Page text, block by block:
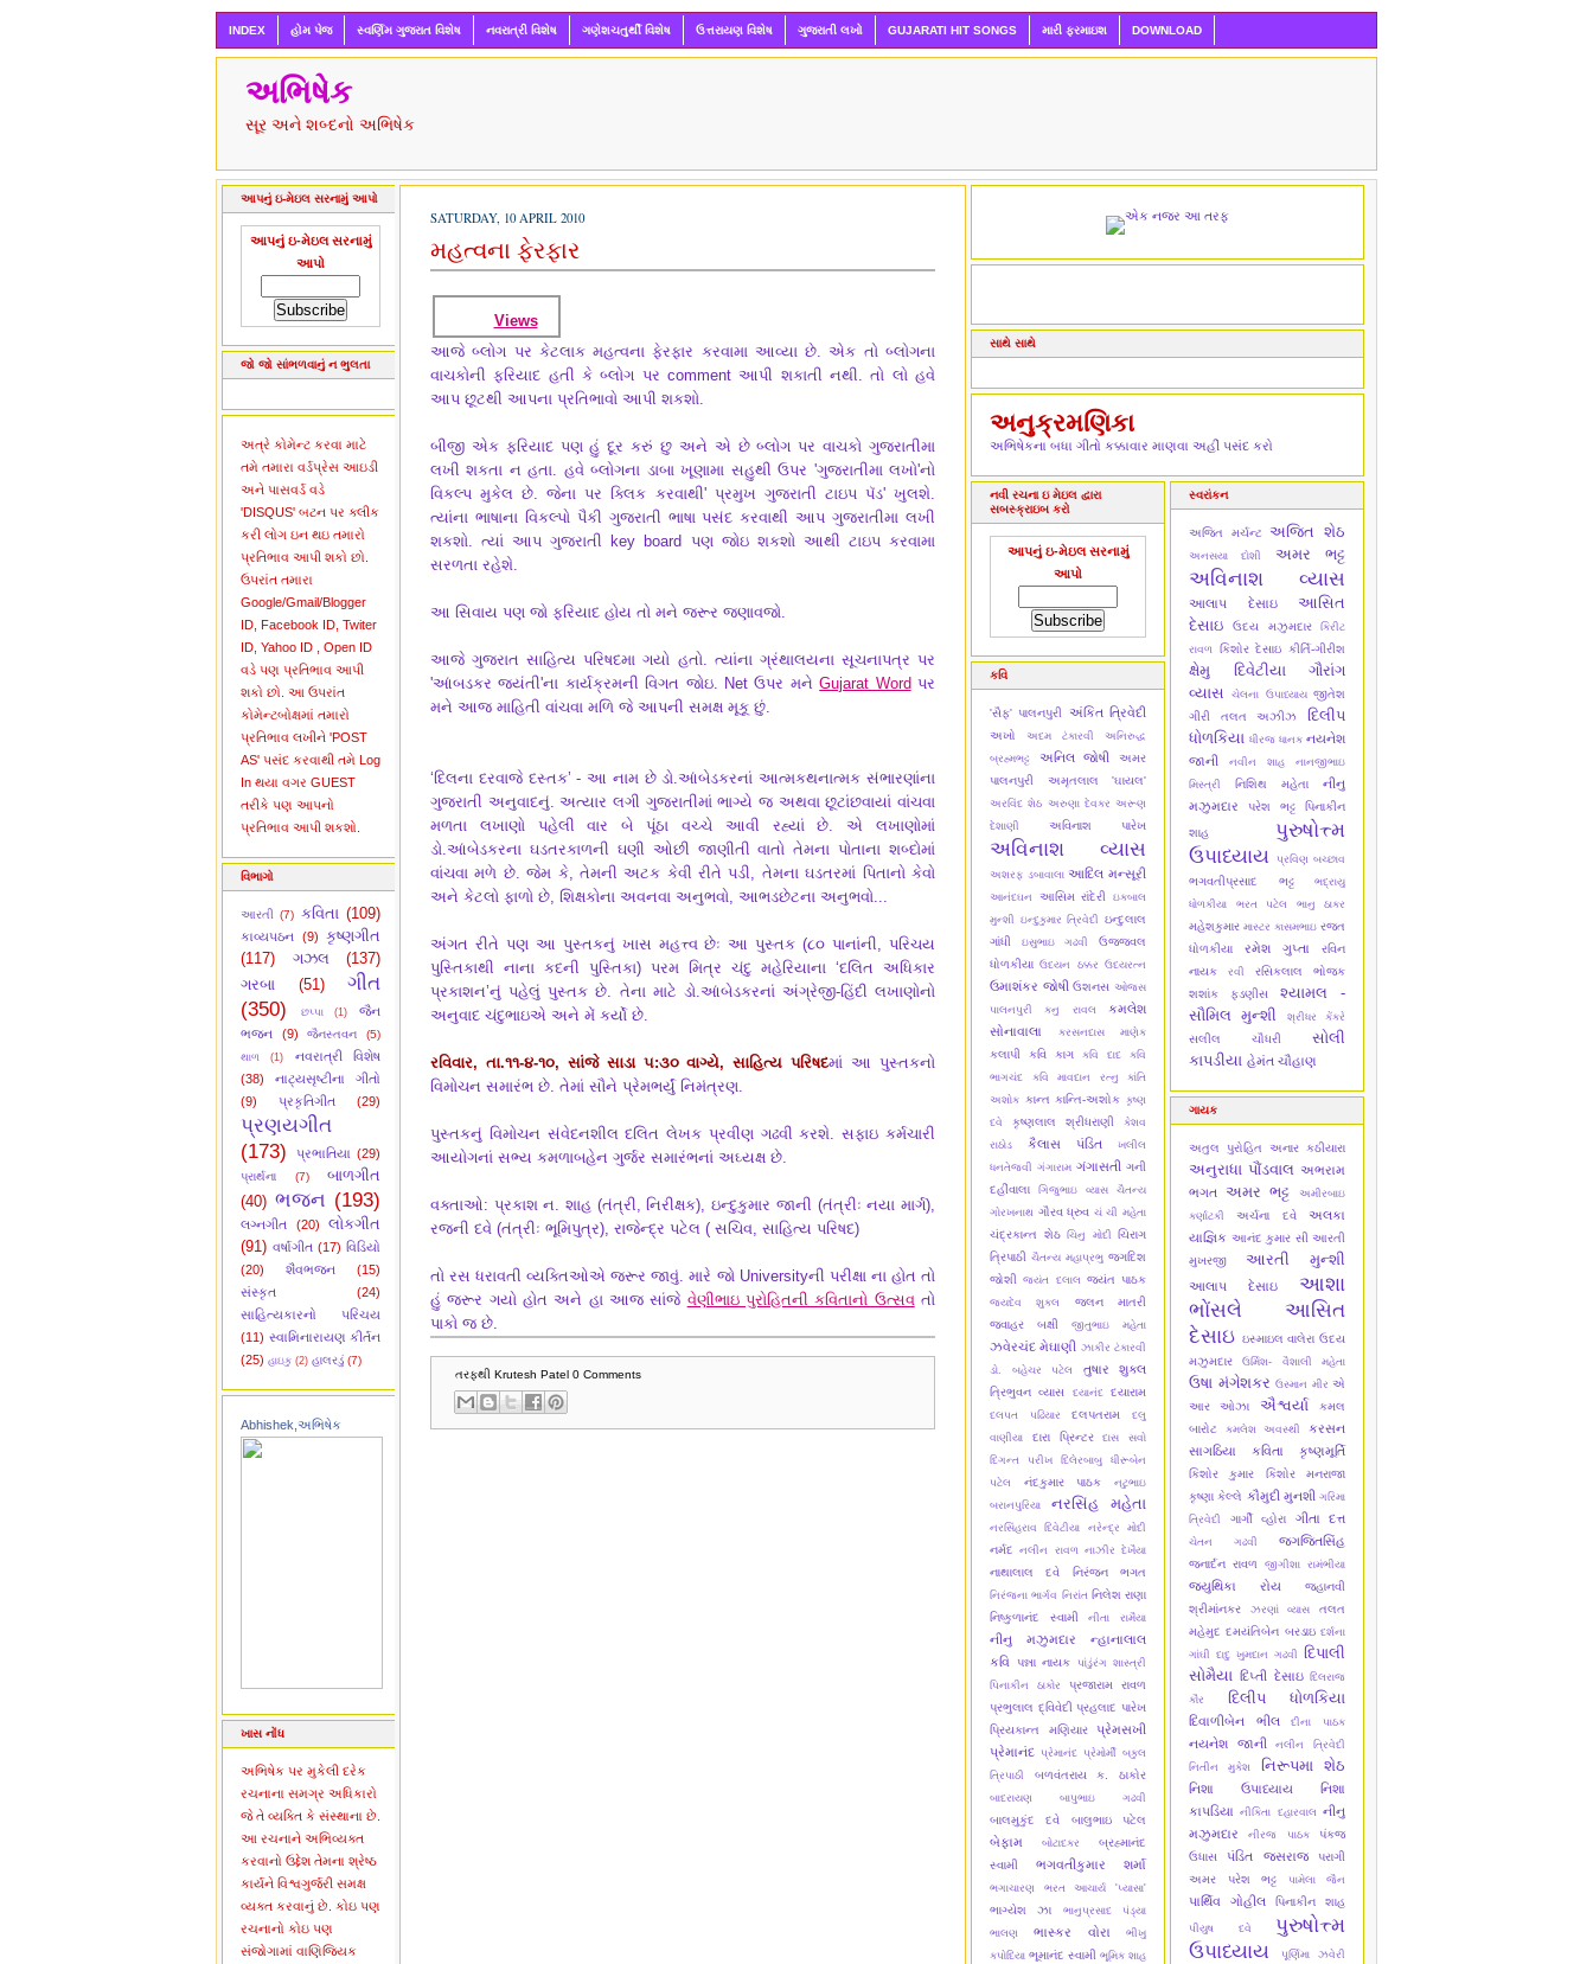
INDEX હોમ પેજ સ્વર્ણિમ ગુજરાત વિશેષ નવરાત્રી વિશેષ ગણેશચતુર્થી વિશેષ ઉત્તરાયણ વિશેષ ગુજરાતી લખો GUJARATI HIT SONGS મારી ફરમાઇશ DOWNLOAD
અભિષેક
સૂર અને શબ્દનો અભિષેક
આપનું ઇ-મેઇલ સરનામું આપો
આપનું ઇ-મેઇલ સરનામું
આપો
જો જો સાંભળવાનું ન ભુલતા
અત્રે કોમેન્ટ કરવા માટે
તમે તમારા વર્ડપ્રેસ આઇડી
અને પાસવર્ડ વડે
'DISQUS' બટન પર ક્લીક
કરી લોગ ઇન થઇ તમારો
પ્રતિભાવ આપી શકો છો.
ઉપરાંત તમારા
Google/Gmail/Blogger
ID, Facebook ID, Twiter
ID, Yahoo ID , Open ID
વડે પણ પ્રતિભાવ આપી
શકો છો. આ ઉપરાંત
કોમેન્ટબોક્ષમાં તમારો
પ્રતિભાવ લખીને 'POST
AS' પસંદ કરવાથી તમે Log
In થયા વગર GUEST
તરીકે પણ આપનો
પ્રતિભાવ આપી શકશો.
વિભાગો
આરતી (7) કવિતા (109)
કાવ્યપઠન (9) કૃષ્ણગીત
(117)
ગઝલ
(137)
ગરબા
(51)
ગીત
(350)
છપ્પા (1)
જૈન
ભજન
(9) જૈનસ્તવન (5)
થાળ (1)
નવરાત્રી વિશેષ
(38)
નાટ્યસૃષ્ટીના ગીતો
(9)
પ્રકૃતિગીત (29)
પ્રણયગીત
(173)
પ્રભાતિયા (29)
પ્રાર્થના (7)
બાળગીત
(40) ભજન (193)
લગ્નગીત (20)
લોકગીત
(91) વર્ષાગીત (17) વિડિયો
(20)
શૈવભજન
(15)
સંસ્કૃત
(24)
સાહિત્યકારનો પરિચય
(11) સ્વામિનારાયણ કીર્તન
(25) હાઇકુ (2) હાલરડું (7)
Abhishek,અભિષેક
ખાસ નોંધ
અભિષેક પર મુકેલી દરેક
રચનાના સમગ્ર અધિકારો
જે તે વ્યક્તિ કે સંસ્થાના છે.
આ રચનાને અભિવ્યક્ત
કરવાનો ઉદ્દેશ તેમના શ્રેષ્ઠ
કાર્યને વિશ્વગુર્જરી સમક્ષ
વ્યક્ત કરવાનું છે. કોઇ પણ
રચનાનો કોઇ પણ
સંજોગામાં વાણિજ્યિક
SATURDAY, 10 APRIL 2010
મહત્વના ફેરફાર
Views
આજે બ્લોગ પર કેટલાક મહત્વના ફેરફાર કરવામા આવ્યા છે. એક તો બ્લોગના
વાચકોની ફરિયાદ હતી કે બ્લોગ પર comment આપી શકાતી નથી. તો લો હવે
આપ છૂટથી આપના પ્રતિભાવો આપી શકશો.
બીજી એક ફરિયાદ પણ હું દૂર કરું છુ અને એ છે બ્લોગ પર વાચકો ગુજરાતીમા
લખી શકતા ન હતા. હવે બ્લોગના ડાબા ખૂણામા સહુથી ઉપર 'ગુજરાતીમા લખો'નો
વિકલ્પ મુકેલ છે. જેના પર ક્લિક કરવાથી' પ્રમુખ ગુજરાતી ટાઇપ પૅડ' ખુલશે.
ત્યાંના ભાષાના વિકલ્પો પૈકી ગુજરાતી ભાષા પસંદ કરવાથી આપ ગુજરાતીમા લખી
શકશો. ત્યાં આપ ગુજરાતી key board પણ જોઇ શકશો આથી ટાઇપ કરવામા
સરળતા રહેશે.
આ સિવાય પણ જો ફરિયાદ હોય તો મને જરૂર જણાવજો.
આજે ગુજરાત સાહિત્ય પરિષદમા ગયો હતો. ત્યાંના ગ્રંથાલયના સૂચનાપત્ર પર
'આંબડકર જયંતી'ના કાર્યક્રમની વિગત જોઇ. Net ઉપર મનેGujarat Word પર
મને આજ માહિતી વાંચવા મળિ જે આપની સમક્ષ મૂકૂ છું.
‘દિલના દરવાજે દસ્તક’ - આ નામ છે ડો.આંબેડકરનાં આત્મકથનાત્મક સંભારણાંના
ગુજરાતી અનુવાદનું. અત્યાર લગી ગુજરાતીમાં ભાગ્યે જ અથવા છૂટાંછવાયાં વાંચવા
મળતા લખાણો પહેલી વાર બે પૂંઠા વચ્ચે આવી રહ્યાં છે. એ લખાણોમાં
ડો.આંબેડકરના ઘડતરકાળની ઘણી ઓછી જાણીતી વાતો તેમના પોતાના શબ્દોમાં
વાંચવા મળે છે. જેમ કે, તેમની અટક કેવી રીતે પડી, તેમના ઘડતરમાં પિતાનો કેવો
અને કેટલો ફાળો છે, શિક્ષકોના અવનવા અનુભવો, આભડછેટના અનુભવો...
અંગત રીતે પણ આ પુસ્તકનું ખાસ મહત્ત્વ છેઃ આ પુસ્તક (૮૦ પાનાંની, પરિચય
પુસ્તિકાથી નાના કદની પુસ્તિકા) પરમ મિત્ર ચંદુ મહેરિયાના ‘દલિત અધિકાર
પ્રકાશન’નું પહેલું પુસ્તક છે. તેના માટે ડો.આંબેડકરનાં અંગ્રેજી-હિંદી લખાણોનો
અનુવાદ ચંદુભાઇએ અને મેં કર્યો છે.
રવિવાર, તા.૧૧-૪-૧૦, સાંજે સાડા ૫:૩૦ વાગ્યે, સાહિત્ય પરિષદમાં આ પુસ્તકનો
વિમોચન સમારંભ છે. તેમાં સૌને પ્રેમભર્યું નિમંત્રણ.
પુસ્તકનું વિમોચન સંવેદનશીલ દલિત લેખક પ્રવીણ ગઢવી કરશે. સફાઇ કર્મચારી
આયોગનાં સભ્ય કમળાબહેન ગુર્જર સમારંભનાં અઘ્યક્ષ છે.
વક્તાઓ: પ્રકાશ ન. શાહ (તંત્રી, નિરીક્ષક), ઇન્દુકુમાર જાની (તંત્રીઃ નયા માર્ગ),
રજની દવે (તંત્રીઃ ભૂમિપુત્ર), રાજેન્દ્ર પટેલ ( સચિવ, સાહિત્ય પરિષદ)
તો રસ ધરાવતી વ્યક્તિઓએ જરૂર જાવું. મારે જો Universityની પરીક્ષા ના હોત તો
હું જરૂર ગયો હોત અને હા આજ સાંજે વેણીભાઇ પુરોહિતની કવિતાનો ઉત્સવતો
પાકો જ છે.
તરફથી Krutesh Patel 0 Comments
સાથે સાથે
અનુક્રમણિકા
અભિષેકના બધા ગીતો કક્કાવાર માણવા અહીં પસંદ કરો
નવી રચના ઇ મેઇલ દ્વારા
સબસ્ક્રાઇબ કરો
આપનું ઇ-મેઇલ સરનામું
આપો
કવિ
'સૈફ' પાલનપુરી અંકિત ત્રિવેદી
અખો અદમ ટંકારવી
અનિરુદ્ધ
બ્રહ્મભટ્ટ
અનિલ જોષી
અમર
પાલનપુરી
અમૃતલાલ 'ઘાયલ'
અરવિંદ શેઠ અરુણા દેવકર અરૂણ
દેશાણી
અવિનાશ પારેખ
અવિનાશ વ્યાસ
અશરફ ડબાવાલા આદિલ મન્સૂરી
આનંદઘન આસિમ રાંદેરી
ઇકબાલ
મુન્શી ઇન્દુકુમાર ત્રિવેદી
ઇન્દુલાલ
ગાંધી
ઇસુભાઇ ગઢવી
ઉજ્જવલ
ધોળકીયા ઉદયન ઠક્કર ઉદયરત્ન
ઉમાશંકર જોષી ઉશનસ ઓજસ
પાલનપુરી
કનુ રાવલ
કમલેશ
સોનાવાલા
કરસનદાસ માણેક
કલાપી કવિ કાગ કવિ દાદ
કવિ
ભાગચંદ
કવિ માવદાન રત્નુ
કાંતિ
અશોક કાન્ત કાન્તિ-અશોક કૃષ્ણ
દવે
કૃષ્ણલાલ શ્રીધરાણી
કેશવ
રાઠોડ
કૈલાસ પંડિત
ખલીલ
ધનતેજવી ગંગારામ ગંગાસતી ગની
દહીંવાલા
ગિજુભાઇ વ્યાસ ચૈતન્ય
ગોરખનાથ ગૌરવ ધ્રુવ ચં ચી મહેતા
ચંદ્રકાન્ત શેઠ ચિનુ મોદી ચિરાગ
ત્રિપાઠી ચૈતન્ય મહાપ્રભુ જગદિશ
જોશી
જયંત દલાલ જયંત પાઠક
જયદેવ શુક્લ
જલન માતરી
જવાહર બક્ષી
જીતુભાઇ મહેતા
ઝવેરચંદ મેઘાણી ઝાકીર ટંકારવી
ડો. બહેચર પટેલ
તુષાર શુક્લ
ત્રિભુવન વ્યાસ દયાનંદ દયારામ
દલપત પઢિયાર દલપતરામ
દલુ
વાણીયા
દારા પ્રિન્ટર
દાસ સવો
દિગન્ત પરીખ
દિલેરબાબુ
ધીરૂબેન
પટેલ
નંદકુમાર પાઠક
નટુભાઇ
બરાનપુરિયા
નરસિંહ મહેતા
નરસિંહરાવ દિવેટીયા નરેન્દ્ર મોદી
નર્મદ નલીન રાવળ નાઝીર દેખૈયા
નાથાલાલ દવે નિરંજન ભગત
નિરંજના ભાર્ગવ નિરાંત નિલેશ રાણા
નિષ્કુળાનંદ સ્વામી
નીતા રામૈયા
નીનુ મઝુમદાર
ન્હાનાલાલ
કવિ
પન્ના નાયક પાંડુંરંગ શાસ્ત્રી
પિનાકીન ઠાકોર
પ્રજારામ રાવળ
પ્રભુલાલ દ્વિવેદી પ્રહલાદ પારેખ
પ્રિયકાન્ત મણિયાર
પ્રેમસખી
પ્રેમાનંદ પ્રેમાનંદ પ્રેમોર્મી બકુલ
ત્રિપાઠી
બળવંતરાય ક. ઠાકોર
બાદરાયણ બાપુભાઇ ગઢવી
બાલમુકુંદ દવે બાલુભાઇ પટેલ
બેફામ બોટાદકર
બ્રહ્માનંદ
સ્વામી
ભગવતીકુમાર શર્મા
ભગાચારણ ભરત આચાર્ય 'પ્યાસા'
ભાગ્યેશ ઝા
ભાનુપ્રસાદ પંડ્યા
ભાલણ
ભાસ્કર વોરા
ભીખુ
કપોદિયા ભૂમાનંદ સ્વામી ભૂમિક શાહ
સ્વરાંકન
અજિત મર્ચન્ટ અજિત શેઠ
અનસયા દોશી અમર ભટ્ટ
અવિનાશ વ્યાસ
આલાપ દેસાઇ
આસિત
દેસાઇ
ઉદય મઝુમદાર
કિરીટ
રાવળ કિશોર દેસાઇ કીર્તિ-ગીરીશ
ક્ષેમુ દિવેટીયા
ગૌરાંગ
વ્યાસ
ચેલના ઉપાધ્યાય જીતેશ
ગીરી
તલત અઝીઝ
દિલીપ
ધોળકિયા ધીરજ ધાનક નયનેશ
જાની
નવીન શાહ
નાનજીભાઇ
મિસ્ત્રી
નિશિથ મહેતા
નીનુ
મઝુમદાર
પરેશ ભટ્ટ
પિનાકીન
શાહ
પુરુષોત્ત્મ
ઉપાધ્યાય
પ્રવિણ બચ્છાવ
ભગવતીપ્રસાદ ભટ્ટ
ભદ્રાયુ
ધોળકીયા
ભરત પટેલ ભાનુ ઠાકર
મહેશકુમાર માસ્ટર કાસમભાઇ રજત
ધોળકીયા
રમેશ ગુપ્તા
રવિન
નાયક
રવી
રસિકલાલ ભોજક
શશાંક ફડણીસ
શ્યામલ -
સૌમિલ મુન્શી
શ્રીધર કેંકરે
સલીલ ચૌધરી
સોલી
કાપડીયા હેમંત ચૌહાણ
ગાયક
અતુલ પુરોહિત અનાર કઠીયારા
અનુરાધા પૌંડવાલ અભરામ
ભગત
અમર ભટ્ટ
અમીરબાઇ
કર્ણાટકી
અર્ચના દવે
અલકા
યાજ્ઞિક આનંદ કુમાર સી આરતી
મુખરજી
આરતી મુન્શી
આલાપ દેસાઇ
આશા
ભોંસલે
આસિત
દેસાઇ ઇસ્માઇલ વાલેરા ઉદય
મઝુમદાર
ઉર્મિશ- વૈશાલી મહેતા
ઉષા મંગેશકર ઉસ્માન મીર એ
આર ઓઝા
ઐશ્વર્યા
કમલ
બારોટ
કમલેશ અવસ્થી
કરસન
સાગઠિયા
કવિતા કૃષ્ણમૂર્તિ
કિશોર કુમાર
કિશોર મનરાજા
કૃષ્ણા કેલ્લે કૌમુદી મુનશી ગરિમા
ત્રિવેદી
ગાર્ગી વ્હોરા ગીતા દત્ત
ચેતન ગઢવી જગજિતસિંહ
જનાર્દન રાવળ જીગીશા રામંભીયા
જ્યુથિકા રોય
જ્હાનવી
શ્રીમાંનકર
ઝરણાં વ્યાસ
તલત
મહેમુદ દમયંતિબેન બરડાઇ દર્શના
ગાંઘી દાદુ ખુમદાન ગઢવી દિપાલી
સોમૈયા દિપ્તી દેસાઇ દિલરાજ
કૌર
દિલીપ ધોળકિયા
દિવાળીબેન ભીલ દીના પાઠક
નયનેશ જાની
નલીન ત્રિવેદી
નિતીન મુકેશ
નિરૂપમા શેઠ
નિશા ઉપાધ્યાય
નિશા
કાપડિયા
નીકિતા દહારવાલ નીનુ
મઝુમદાર
નીરજ પાઠક
પંકજ
ઉધાસ
પંડિત જસરાજ
પરાગી
અમર
પરેશ ભટ્ટ પામેલા જૈન
પાર્થિવ ગોહીલ પિનાકીન શાહ
પીયુષ દવે
પુરુષોત્ત્મ
ઉપાધ્યાય
પૂર્ણિમા ઝવેરી